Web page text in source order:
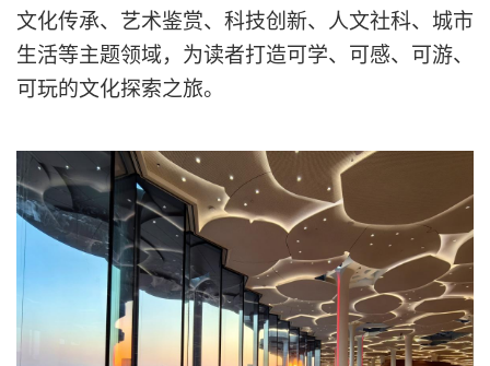
文化传承、艺术鉴赏、科技创新、人文社科、城市
生活等主题领域，为读者打造可学、可感、可游、
可玩的文化探索之旅。